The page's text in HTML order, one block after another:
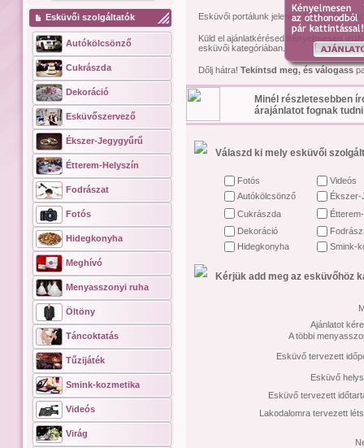
Esküvői szolgáltatók
Autókölcsönző
Cukrászda
Dekoráció
Esküvőszervező
Ékszer-Jegygyűrű
Étterem-Helyszín
Fodrászat
Fotós
Hidegkonyha
Meghívó
Menyasszonyi ruha
Öltöny
Táncoktatás
Tűzijáték
Smink-kozmetika
Videós
Virág
Esküvői portálunk jelenleg 1474esküvői
Küld el ajánlatkérésed
esküvői kategóriában.
Dőlj hátra! Tekintsd meg, és válogass
Minél részletesebben
árajánlatot fognak
Válaszd ki mely esküvői
Fotós
Videós
Autókölcsönző
Ékszer-
Cukrászda
Dekoráció
Hidegkonyha
Smink-
Kérjük add meg az esküvőhöz
Ajánlatot
A többi
Esküvő tervezett
Esküvő
Esküvő tervezett
Lakodalomra tervezett